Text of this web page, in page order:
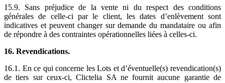
15.9. Sans préjudice de la vente ni du respect des conditions
générales de celle-ci par le client, les dates d’enlèvement sont
indicatives et peuvent changer sur demande du mandataire ou afin
de répondre à des contraintes opérationnelles liées à celles-ci.
16. Revendications.
16.1. En ce qui concerne les Lots et d’éventuelle(s) revendication(s)
de tiers sur ceux-ci, Clictelia SA ne fournit aucune garantie de